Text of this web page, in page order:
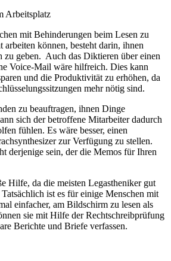
Arbeitsplatz
mit Behinderungen beim Lesen zu
arbeiten können, besteht darin, ihnen
zu geben. Auch das Diktieren über einen
Voice-Mail wäre hilfreich. Dies kann
und die Produktivität zu erhöhen, da
mehr nötig sind.
zu beauftragen, ihnen Dinge
sich der betroffene Mitarbeiter dadurch
fühlen. Es wäre besser, einen
zur Verfügung zu stellen.
derjenige sein, der die Memos für Ihren
Hilfe, da die meisten Legastheniker gut
ist es für einige Menschen mit
einfacher, am Bildschirm zu lesen als
sie mit Hilfe der Rechtschreibprüfung
Berichte und Briefe verfassen.